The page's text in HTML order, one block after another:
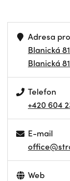
Adresa
Blanická
Blanická
Telefon
+420 604
E-mail
Web